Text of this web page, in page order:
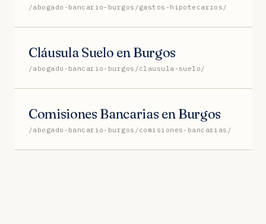
/abogado-bancario-burgos/gastos-hipotecarios/
Cláusula Suelo en Burgos
/abogado-bancario-burgos/clausula-suelo/
Comisiones Bancarias en Burgos
/abogado-bancario-burgos/comisiones-bancarias/